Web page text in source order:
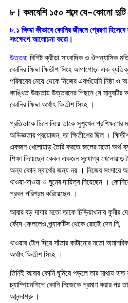
৮। কমবেশি ১৫০ শব্দে যে-কোনো
৮.১ ক্ষিদ্দা কীভাবে কোনির জীবনে প্রেরণা
সংক্ষেপে আলোচনা করো।
উত্তর: বিশিষ্ট ক্রীড়া সাংবাদিক ও ঔপন্যাসিক
কোনির ক্ষিদ্দা ক্ষিতীশ সিংহ আগাগোড়া এক
পরিবারের মেয়ে থেকে নিজের একগুঁয়েমি নিষ্ঠা ও
কাঙ্খিত উচ্চতায় উত্তরনের পিছনে যে মানুষটির
কোনির ক্ষিদ্দা অর্থাৎ ক্ষিতীশ সিংহ ।
প্রতিভাকে চিনে নিয়ে তাকে সুশৃংখল প্রশিক্ষণের
অভিজ্ঞতার প্রয়োজন, তা ক্ষিতীশের ছিল ।
একজন খেলোয়াড় তৈরি করতে জলের মতো অর্থ
শিক্ষা দিয়েছেন কেবল একজন সুযোগ্য খেলোয়াড়
অন্য কোন স্বার্থের জন্য নয় । নিজের সংসারে
খাওয়া-দাওয়া ও ঘুমের দায়িত্ব নিয়েছেন ।
প্রবল পরিশ্রম করিয়েছেন ।
আবার বড় দাদার মতো তাকে চিড়িয়াখানায় কুমীর
কেঁদে ফেললেও প্র্যাকটিস থেকে রেহাই দেন নি,
খাওয়ার টোপ দিয়ে সাঁতার কাটানোর মতো
অর্থাৎ ক্ষিতীশ সিংহ ।
তিনিই আবার কোনি ঘুমিয়ে পড়লে তার মাথায়
চ্যাম্পিয়নশিপে কোনি নিজেকে প্রমাণ করার পর
আনন্দাশ্রু ।